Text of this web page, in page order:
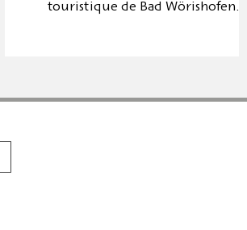
touristique de Bad Wörishofen